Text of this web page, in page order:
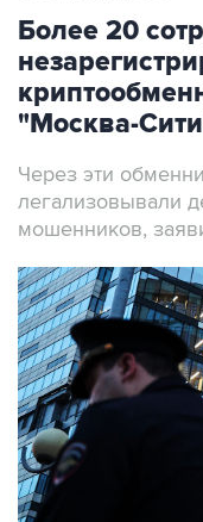
Более 20
"Москва-
Через эти
легализовывали
мошенников,